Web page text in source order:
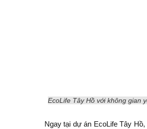
EcoLife Tây Hồ với không gian
Ngay tại dự án EcoLife Tây